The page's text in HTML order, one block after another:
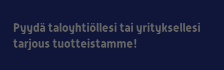
Pyydä taloyhtiöllesi tai yrityksellesi
tarjous tuotteistamme!